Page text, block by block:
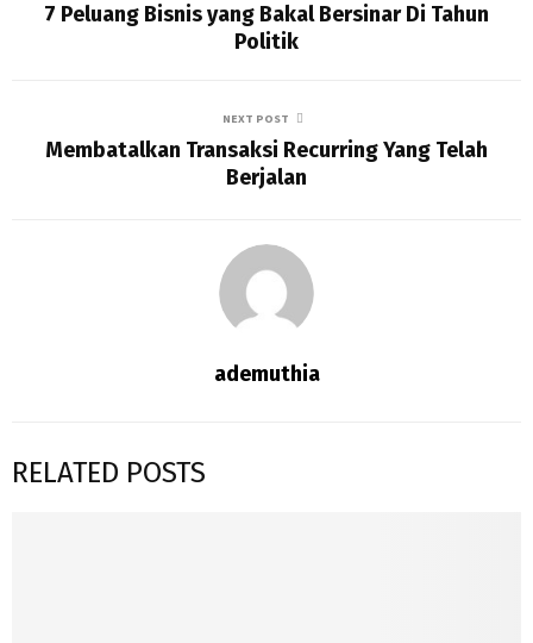
7 Peluang Bisnis yang Bakal Bersinar Di Tahun
Politik
NEXT POST
Membatalkan Transaksi Recurring Yang Telah
Berjalan
ademuthia
RELATED POSTS